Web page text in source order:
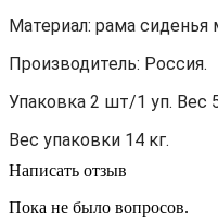
Материал: рама сиденья
Производитель: Россия.
Упаковка 2 шт/1 уп. Вес
Вес упаковки 14 кг.
Написать отзыв
Пока не было вопросов.